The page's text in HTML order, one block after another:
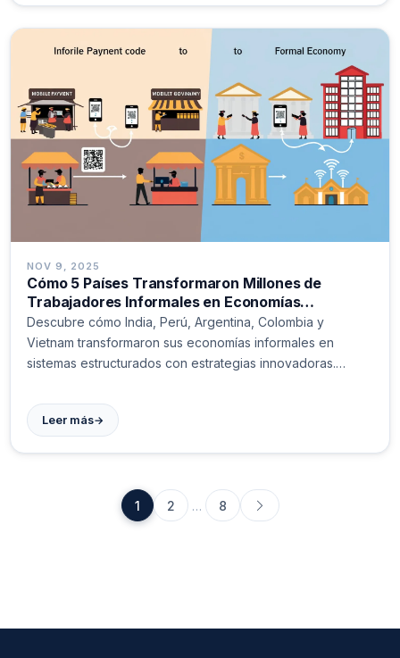
NOV 9, 2025
Cómo 5 Países Transformaron Millones de
Trabajadores Informales en Economías
Estructuradas: Estrategias Reales que Funcionan
Descubre cómo India, Perú, Argentina, Colombia y
Vietnam transformaron sus economías informales en
sistemas estructurados con estrategias innovadoras.
Leer más→
1 2 … 8